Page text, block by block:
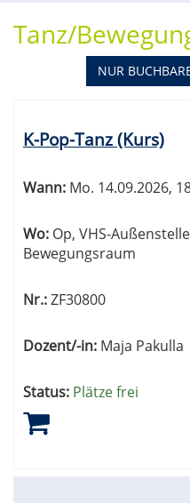
Tanz/
NUR
Tabellenüberschriften
können
werden.
K-Pop-Tanz (Kurs)
Wann: Mo. 14.09.2026,
Wo: Op, VHS-
Bewegungsraum
Nr.:ZF30800
Dozent/-in: Maja Pakulla
Status: Plätze frei